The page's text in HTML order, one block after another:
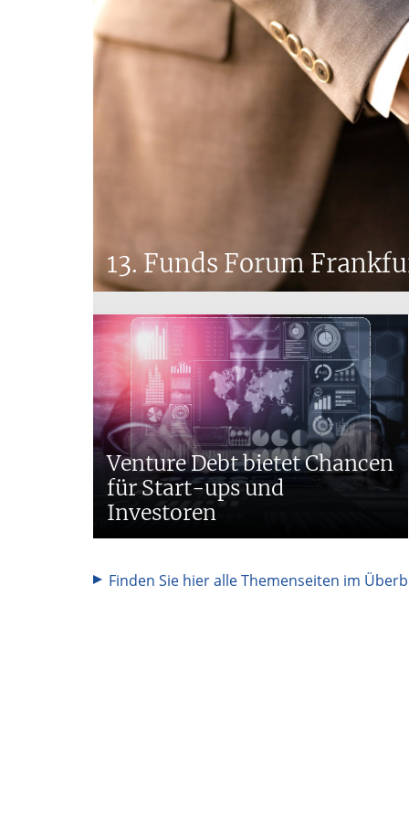
13. Funds Forum
Venture Debt bietet Chancen
für Start-ups und
Investoren
Finden Sie hier alle Themenseiten im